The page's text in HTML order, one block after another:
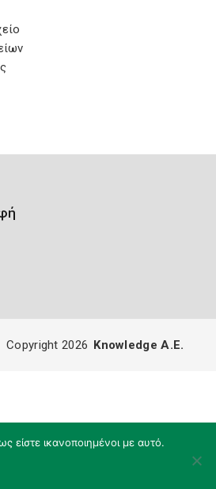
είστε ικανοποιημένοι με αυτό.
Copyright 2026 Knowledge A.E.